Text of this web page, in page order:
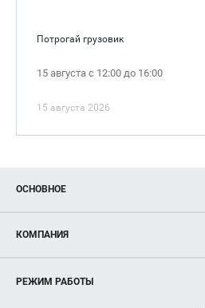
Потрогай грузовик
15 августа с 12:00 до 16:00
15 августа 2026
ОСНОВНОЕ
Новости
Магазины
Услуги
КОМПАНИЯ
Рекламодателям
РЕЖИМ РАБОТЫ